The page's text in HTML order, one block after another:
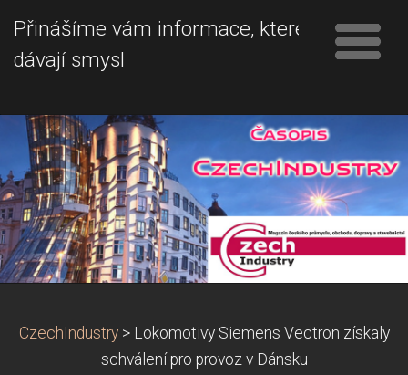
Přinášíme vám informace, které
dávají smysl
CzechIndustry > Lokomotivy Siemens Vectron získaly
schválení pro provoz v Dánsku